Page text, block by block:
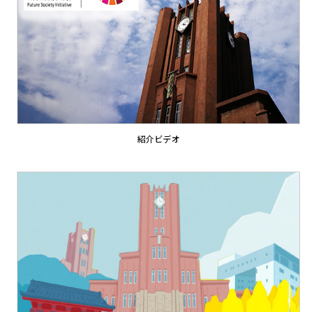
紹介ビデオ